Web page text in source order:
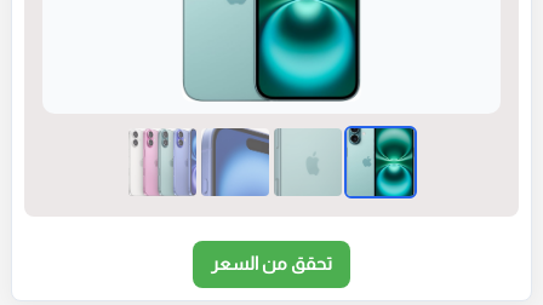
تحقق من السعر